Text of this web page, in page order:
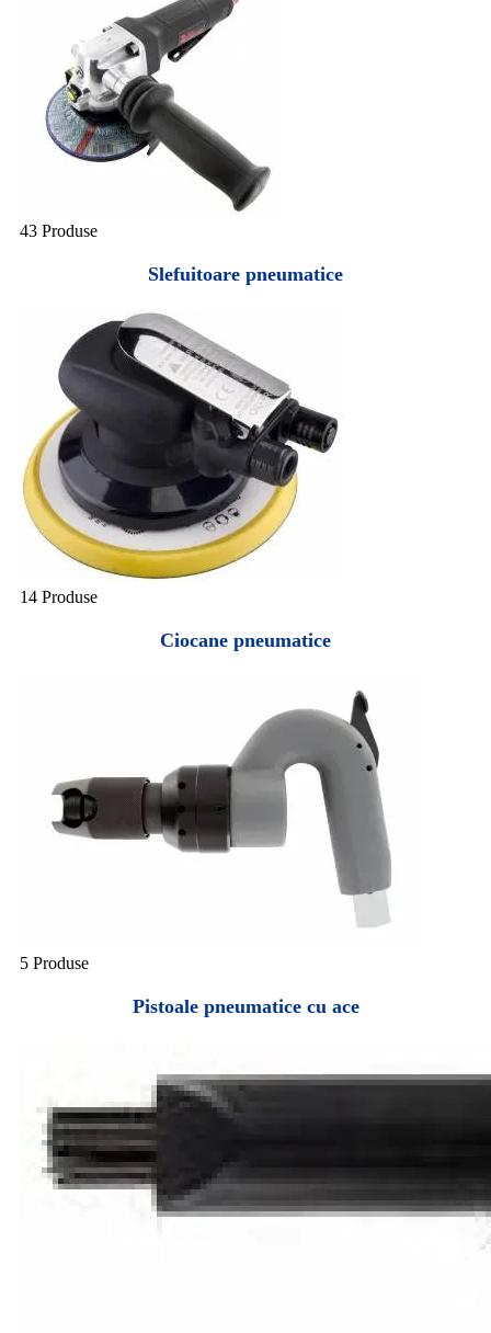
43 Produse
Slefuitoare pneumatice
14 Produse
Ciocane pneumatice
5 Produse
Pistoale pneumatice cu ace